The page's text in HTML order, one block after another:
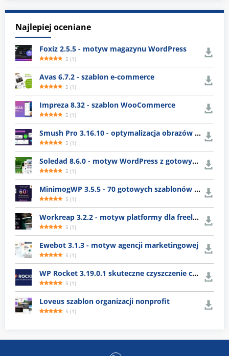
Najlepiej oceniane
Foxiz 2.5.5 - motyw magazynu WordPress
5 (1)
Avas 6.7.2 - szablon e-commerce
5 (1)
Impreza 8.32 - szablon WooCommerce
5 (1)
Smush Pro 3.16.10 - optymalizacja obrazów WordPress
5 (1)
Soledad 8.6.0 - motyw WordPress z gotowymi układami
5 (1)
MinimogWP 3.5.5 - 70 gotowych szablonów e-commerce
5 (1)
Workreap 3.2.2 - motyw platformy dla freelancerów
5 (1)
Ewebot 3.1.3 - motyw agencji marketingowej
5 (1)
WP Rocket 3.19.0.1 skuteczne czyszczenie cache WordPress
5 (1)
Loveus szablon organizacji nonprofit
5 (1)